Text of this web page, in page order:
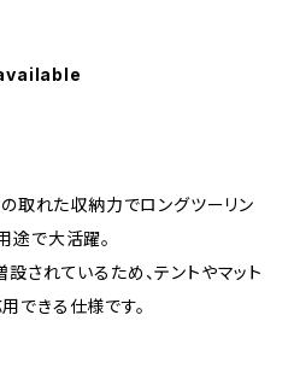
取れた収納力でロングツーリン
途で大活躍。
されているため、テントやマット
できる仕様です。